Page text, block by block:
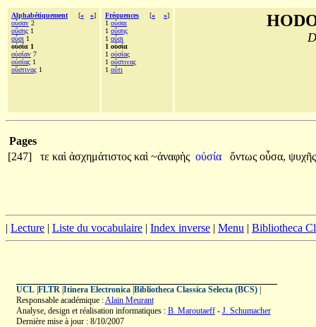
Alphabétiquement [« »]
οὖσαν 2
οὔσης 1
οὖσι 1
οὐσία 1
οὐσίαν 7
οὐσίας 1
οὕστινας 1
Fréquences [« »]
1 οὖσαι
1 οὔσης
1 οὖσι
1 οὐσία
1 οὐσίας
1 οὕστινας
1 οὔτι
Pages
[247]
τε καὶ ἀσχημάτιστος καὶ ~ἀναφὴς οὐσία ὄντως οὖσα,
| Lecture | Liste du vocabulaire | Index inverse | Menu | Bibliotheca
UCL| FLTR| Itinera Electronica| Bibliotheca Classica Selecta (BCS)|
Responsable académique :Alain Meurant
Analyse, design et réalisation informatiques : B. Maroutaeff- J. Schumacher
Dernière mise à jour : 8/10/2007